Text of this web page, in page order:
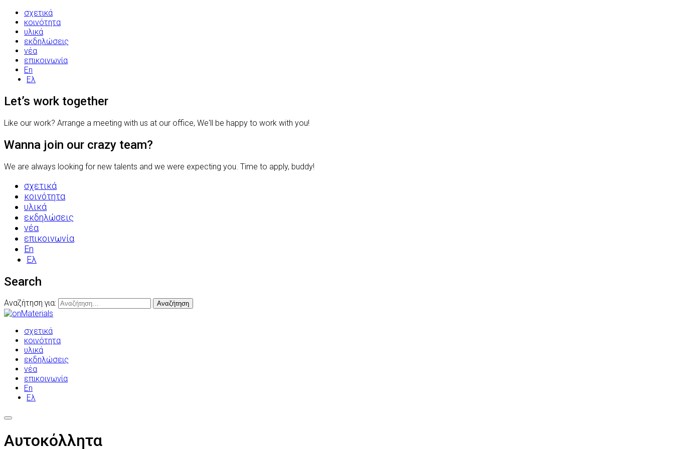
σχετικά
κοινότητα
υλικά
εκδηλώσεις
νέα
επικοινωνία
En
Ελ
Let’s work together
Like our work? Arrange a meeting with us at our office, We'll be happy to work with you!
Wanna join our crazy team?
We are always looking for new talents and we were expecting you. Time to apply, buddy!
σχετικά
κοινότητα
υλικά
εκδηλώσεις
νέα
επικοινωνία
En
Ελ
Search
Αναζήτηση για:
σχετικά
κοινότητα
υλικά
εκδηλώσεις
νέα
επικοινωνία
En
Ελ
Αυτοκόλλητα